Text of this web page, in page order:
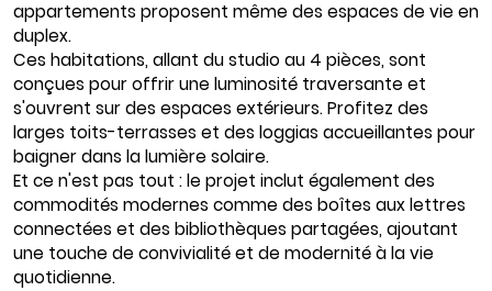
appartements proposent même des espaces de vie en
duplex.
Ces habitations, allant du studio au 4 pièces, sont
conçues pour offrir une luminosité traversante et
s'ouvrent sur des espaces extérieurs. Profitez des
larges toits-terrasses et des loggias accueillantes pour
baigner dans la lumière solaire.
Et ce n'est pas tout : le projet inclut également des
commodités modernes comme des boîtes aux lettres
connectées et des bibliothèques partagées, ajoutant
une touche de convivialité et de modernité à la vie
quotidienne.